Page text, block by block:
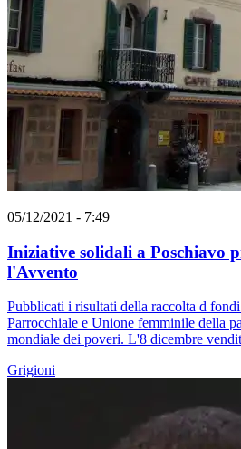
05/12/2021 - 7:49
Iniziative solidali a Poschiavo
l'Avvento
Pubblicati i risultati della raccolta d
Parrocchiale e Unione femminile della
mondiale dei poveri. L'8 dicembre
Grigioni